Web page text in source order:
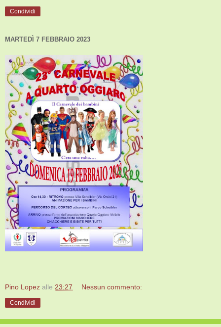
Condividi
MARTEDÌ 7 FEBBRAIO 2023
Pino Lopez alle 23:27 Nessun commento:
Condividi